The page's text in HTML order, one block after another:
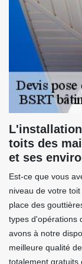
toits des
et ses
Est-ce que vous
niveau de votre
place des
types d'opérations
avons à notre
meilleure qualité
totalement gratuits